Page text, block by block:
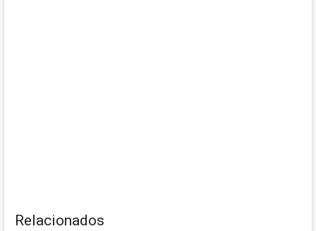
Relacionados